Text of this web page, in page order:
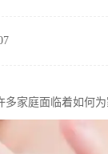
家庭面临着如何为